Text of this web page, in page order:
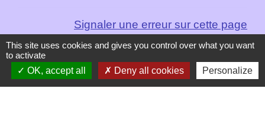
Signaler une erreur sur cette page
Contacts
This site uses cookies and gives you control over what you want
to activate
OK, accept all
Deny all cookies Personalize